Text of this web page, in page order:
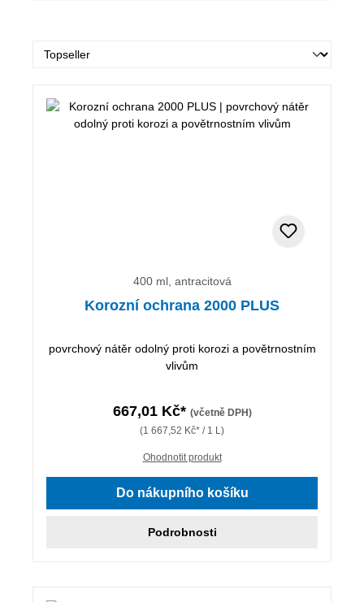
400 ml, antracitová
Korozní ochrana 2000 PLUS
povrchový nátěr odolný proti korozi a povětrnostním
vlivům
667,01 Kč* (včetně DPH)
(1 667,52 Kč* / 1 L)
Ohodnotit produkt
Do nákupního košíku
Podrobnosti